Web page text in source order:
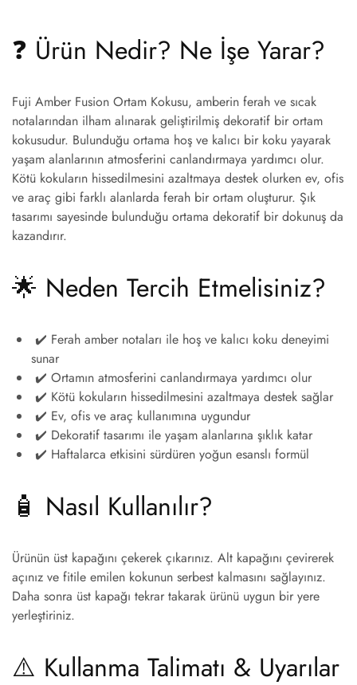
❓ Ürün Nedir? Ne İşe Yarar?
Fuji Amber Fusion Ortam Kokusu, amberin ferah ve sıcak
notalarından ilham alınarak geliştirilmiş dekoratif bir ortam
kokusudur. Bulunduğu ortama hoş ve kalıcı bir koku yayarak
yaşam alanlarının atmosferini canlandırmaya yardımcı olur.
Kötü kokuların hissedilmesini azaltmaya destek olurken ev, ofis
ve araç gibi farklı alanlarda ferah bir ortam oluşturur. Şık
tasarımı sayesinde bulunduğu ortama dekoratif bir dokunuş da
kazandırır.
🌟 Neden Tercih Etmelisiniz?
✔️ Ferah amber notaları ile hoş ve kalıcı koku deneyimi
sunar
✔️ Ortamın atmosferini canlandırmaya yardımcı olur
✔️ Kötü kokuların hissedilmesini azaltmaya destek sağlar
✔️ Ev, ofis ve araç kullanımına uygundur
✔️ Dekoratif tasarımı ile yaşam alanlarına şıklık katar
✔️ Haftalarca etkisini sürdüren yoğun esanslı formül
🧴 Nasıl Kullanılır?
Ürünün üst kapağını çekerek çıkarınız. Alt kapağını çevirerek
açınız ve fitile emilen kokunun serbest kalmasını sağlayınız.
Daha sonra üst kapağı tekrar takarak ürünü uygun bir yere
yerleştiriniz.
⚠️ Kullanma Talimatı & Uyarılar